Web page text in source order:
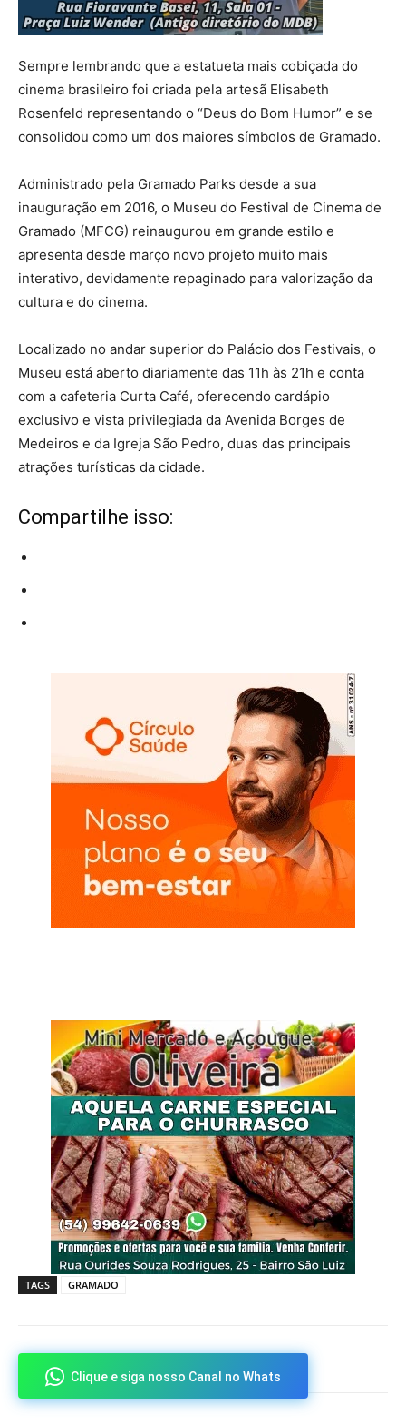
Sempre lembrando que a estatueta mais cobiçada do
cinema brasileiro foi criada pela artesã Elisabeth
Rosenfeld representando o “Deus do Bom Humor” e se
consolidou como um dos maiores símbolos de Gramado.
Administrado pela Gramado Parks desde a sua
inauguração em 2016, o Museu do Festival de Cinema de
Gramado (MFCG) reinaugurou em grande estilo e
apresenta desde março novo projeto muito mais
interativo, devidamente repaginado para valorização da
cultura e do cinema.
Localizado no andar superior do Palácio dos Festivais, o
Museu está aberto diariamente das 11h às 21h e conta
com a cafeteria Curta Café, oferecendo cardápio
exclusivo e vista privilegiada da Avenida Borges de
Medeiros e da Igreja São Pedro, duas das principais
atrações turísticas da cidade.
Compartilhe isso:
TAGS GRAMADO
Clique e siga nosso Canal no Whats